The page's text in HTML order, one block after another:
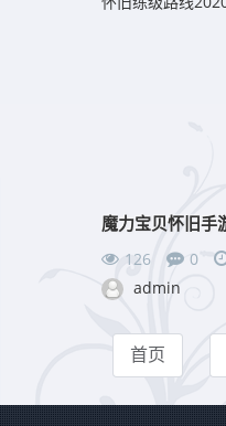
126 0
admin
首页